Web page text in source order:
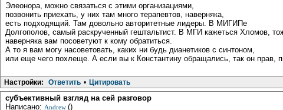
Элеонора, можно связаться с этими организациями,
позвонить приехать, у них там много терапевтов, наверняка,
есть подходящий. Там довольно авторитетные лидеры. В МИГИПе
Долгополов, самый раскрученный гештальтист. В МГИ кажеться Хломов,
наверняка вам посоветуют к кому обратиться.
А то я вам могу насоветовать, каких ни будь дианетиков с синтоном,
или еще чего похлеще. А если вы к Константину обращались, так он прав,
Настройки: Ответить • Цитировать
субъективный взгляд на сей разговор
Написано: Andrew ()